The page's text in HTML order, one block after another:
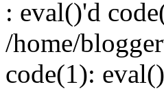
: eval()'d
/home/
code(1):